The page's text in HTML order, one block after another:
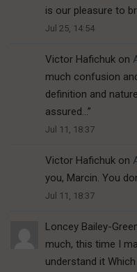
is our pleasure to
Jul 25, 14:54
Victor Hafichuk on
much confusion
definition and
assured… ”
Jul 11, 18:37
Victor Hafichuk on
you, Marcin. You
Jul 11, 18:37
Loncey Bailey-
much, this time I
understand it